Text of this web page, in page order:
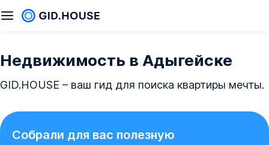
Недвижимость в Адыгейске
GID.HOUSE – ваш гид для поиска квартиры мечты.
Собрали для вас полезную